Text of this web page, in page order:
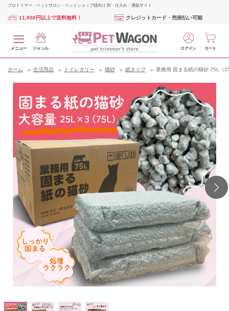
プロトリマー・ペットサロン・ペットショップ様向け 卸・仕入れ・通販サイト
11,000円以上で送料無料！ クレジットカード・売掛払い可能
メニュー ジャンル ログイン カート
ホーム 生活用品 トイレタリー 猫砂 紙タイプ 業務用 固まる紙の猫砂 75L（